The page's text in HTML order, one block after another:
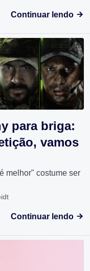
Continuar lendo
para briga:
vamos
melhor" costume ser
Continuar lendo